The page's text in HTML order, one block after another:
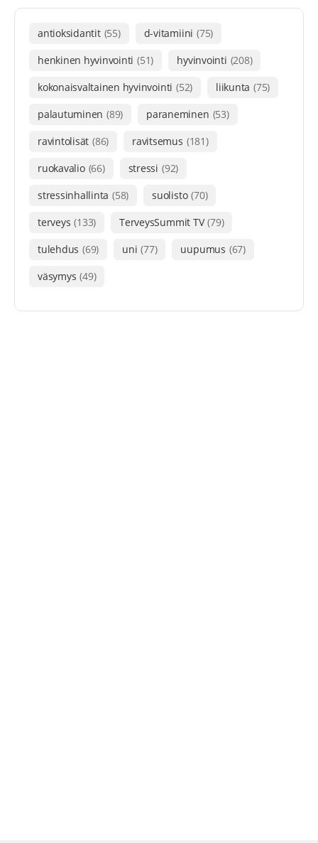
antioksidantit (55) d-vitamiini (75)
henkinen hyvinvointi (51) hyvinvointi (208)
kokonaisvaltainen hyvinvointi (52) liikunta (75)
palautuminen (89) paraneminen (53)
ravintolisät (86) ravitsemus (181)
ruokavalio (66) stressi (92)
stressinhallinta (58) suolisto (70)
terveys (133) TerveysSummit TV (79)
tulehdus (69) uni (77) uupumus (67)
väsymys (49)